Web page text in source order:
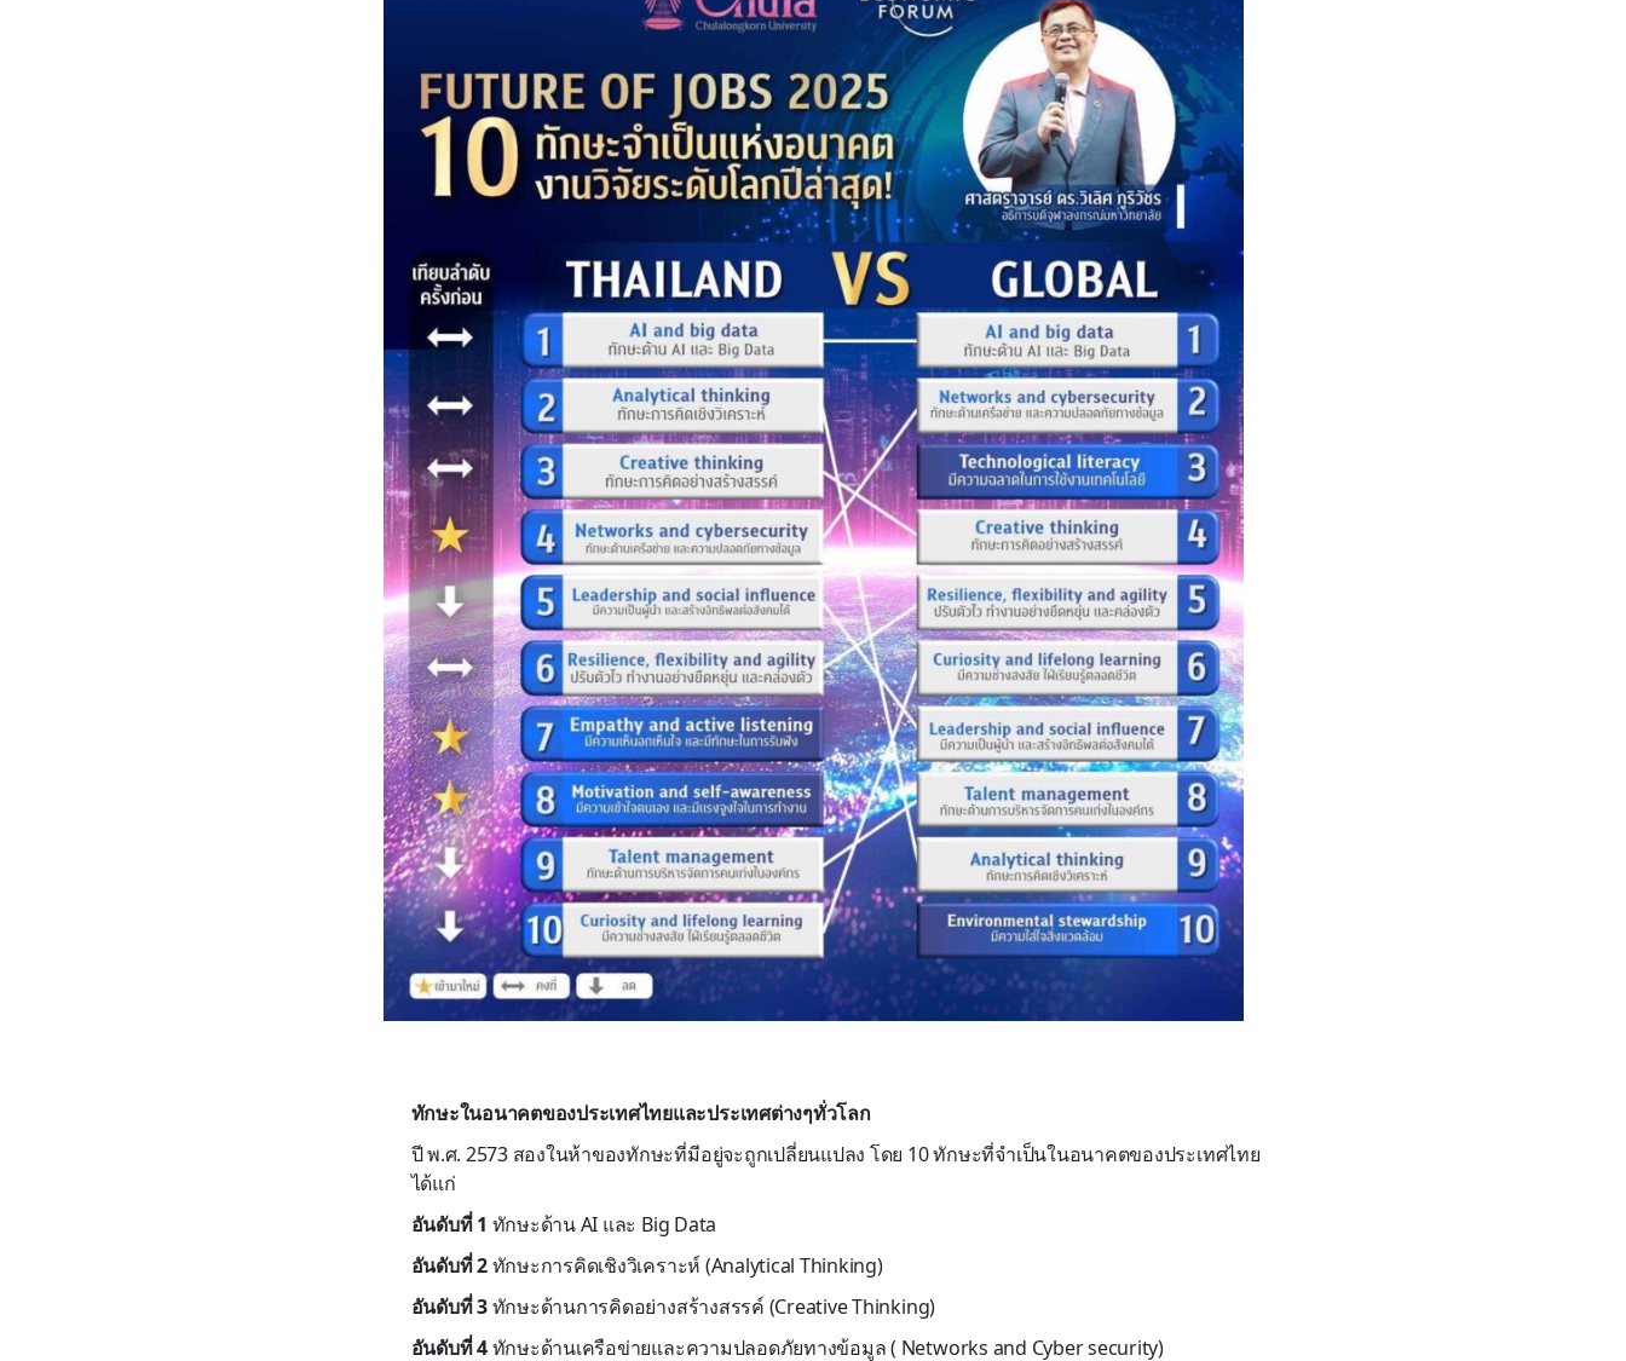
ทักษะในอนาคตของประเทศไทยและประเทศต่างๆทั่วโลก
ปี พ.ศ. 2573 สองในห้าของทักษะที่มีอยู่จะถูกเปลี่ยนแปลง โดย 10 ทักษะที่จำเป็นในอนาคตของประเทศไทย
ได้แก่
อันดับที่ 1 ทักษะด้าน AI และ Big Data
อันดับที่ 2ทักษะการคิดเชิงวิเคราะห์ (Analytical Thinking)
อันดับที่ 3ทักษะด้านการคิดอย่างสร้างสรรค์ (Creative Thinking)
อันดับที่ 4ทักษะด้านเครือข่ายและความปลอดภัยทางข้อมูล ( Networks and Cyber security)